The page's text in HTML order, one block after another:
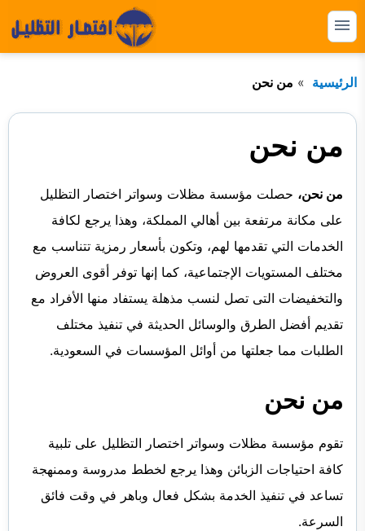
التجاوز
إلى القائمة
عن:
السواتر
الهناجر
البرجولات
بيوت الشعر
الشبوك
القرميد
الرئيسية من نحن
من نحن
من نحن، حصلت مؤسسة مظلات وسواتر اختصار التظليل
على مكانة مرتفعة بين أهالي المملكة، وهذا يرجع لكافة
الخدمات التي تقدمها لهم، وتكون بأسعار رمزية تتناسب مع
مختلف المستويات الإجتماعية، كما إنها توفر أقوى العروض
والتخفيضات التى تصل لنسب مذهلة يستفاد منها الأفراد مع
تقديم أفضل الطرق والوسائل الحديثة في تنفيذ مختلف
الطلبات مما جعلتها من أوائل المؤسسات في السعودية.
من نحن
تقوم مؤسسة مظلات وسواتر اختصار التظليل على تلبية
كافة احتياجات الزبائن وهذا يرجع لخطط مدروسة وممنهجة
تساعد في تنفيذ الخدمة بشكل فعال وباهر في وقت فائق
السرعة.